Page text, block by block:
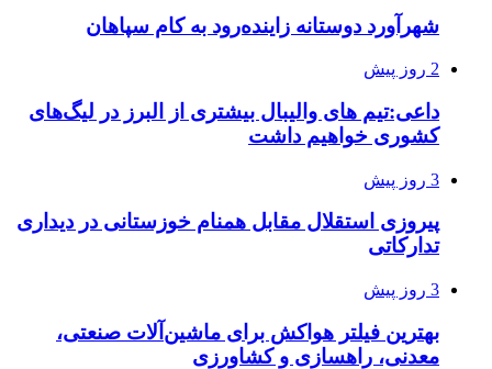
شهرآورد دوستانه زاینده‌رود به کام سپاهان
2 روز پیش
داعی:تیم های والیبال بیشتری از البرز در لیگ‌های
کشوری خواهیم داشت
3 روز پیش
پیروزی استقلال مقابل همنام خوزستانی در دیداری
تدارکاتی
3 روز پیش
بهترین فیلتر هواکش برای ماشین‌آلات صنعتی،
معدنی، راهسازی و کشاورزی